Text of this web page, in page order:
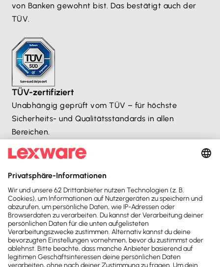
von Banken gewohnt bist. Das bestätigt auch der
TÜV.
TÜV-zertifiziert
Unabhängig geprüft vom TÜV – für höchste
Sicherheits- und Qualitätsstandards in allen
Bereichen.
GoBD-testiert
Deine Buchhaltung bleibt jederzeit ordnungsgemäß
und prüfungssicher. Lexware Office erfüllt die GoBD-
Vorgaben für eine korrekte, nachvollziehbare und
unveränderbare Buchführung.